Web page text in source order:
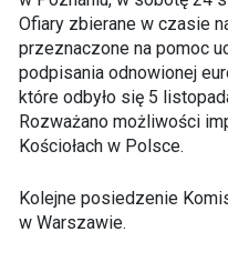
Ofiary zbierane w czasie
przeznaczone na pomoc
podpisania odnowionej
które odbyło się 5
Rozważano możliwości
Kościołach w Polsce.
Kolejne posiedzenie
w Warszawie.